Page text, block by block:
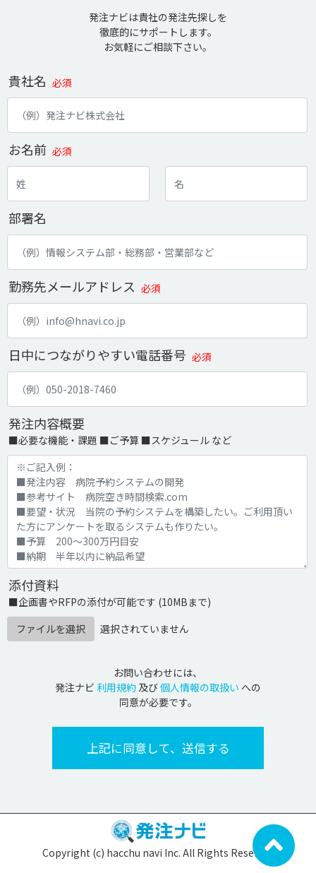
発注ナビは貴社の発注先探しを
徹底的にサポートします。
お気軽にご相談下さい。
貴社名 必須
お名前 必須
部署名
勤務先メールアドレス 必須
日中につながりやすい電話番号 必須
発注内容概要
■必要な機能・課題 ■ご予算 ■スケジュール など
添付資料
■企画書やRFPの添付が可能です (10MBまで)
ファイルを選択
選択されていません
お問い合わせには、
発注ナビ 利用規約 及び個人情報の取扱い への
同意が必要です。
Copyright (c) hacchu navi Inc. All Rights Reserved